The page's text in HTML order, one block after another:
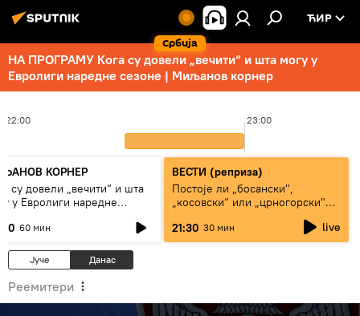
Србија
ЋИР
НА ПРОГРАМУ Кога су довели „вечити“ и шта могу у
Евролиги наредне сезоне | Миљанов корнер
22:00 23:00
КОРНЕР
су довели „вечити“ и шта
у Евролиги наредне
60 мин
ВЕСТИ (реприза)
Постоје ли „босански",
„косовски“ или „црногорски"
21:30 30 мин live
Јуче Данас
Реемитери